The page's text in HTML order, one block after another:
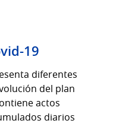
19
diferentes
del plan
actos
diarios